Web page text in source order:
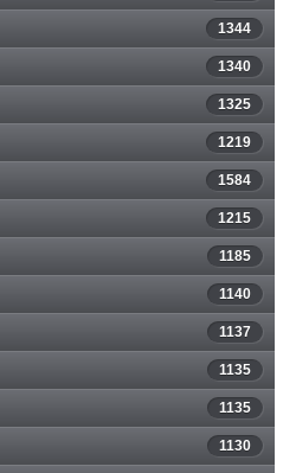
1344
1340
1325
1219
1584
1215
1185
1140
1137
1135
1135
1130